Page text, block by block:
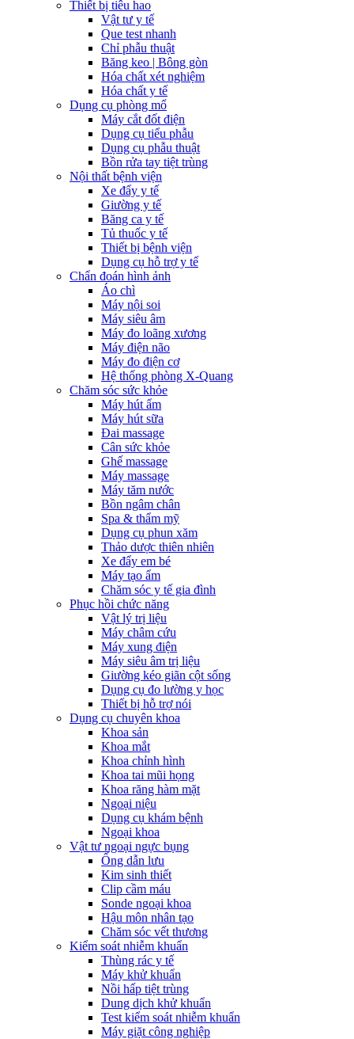
Thiết bị tiêu hao
Vật tư y tế
Que test nhanh
Chỉ phẫu thuật
Băng keo | Bông gòn
Hóa chất xét nghiệm
Hóa chất y tế
Dụng cụ phòng mổ
Máy cắt đốt điện
Dụng cụ tiểu phẫu
Dụng cụ phẫu thuật
Bồn rửa tay tiệt trùng
Nội thất bệnh viện
Xe đẩy y tế
Giường y tế
Băng ca y tế
Tủ thuốc y tế
Thiết bị bệnh viện
Dụng cụ hỗ trợ y tế
Chẩn đoán hình ảnh
Áo chì
Máy nội soi
Máy siêu âm
Máy đo loãng xương
Máy điện não
Máy đo điện cơ
Hệ thống phòng X-Quang
Chăm sóc sức khỏe
Máy hút ẩm
Máy hút sữa
Đai massage
Cân sức khỏe
Ghế massage
Máy massage
Máy tăm nước
Bồn ngâm chân
Spa & thẩm mỹ
Dụng cụ phun xăm
Thảo dược thiên nhiên
Xe đẩy em bé
Máy tạo ẩm
Chăm sóc y tế gia đình
Phục hồi chức năng
Vật lý trị liệu
Máy châm cứu
Máy xung điện
Máy siêu âm trị liệu
Giường kéo giãn cột sống
Dụng cụ đo lường y học
Thiết bị hỗ trợ nói
Dụng cụ chuyên khoa
Khoa sản
Khoa mắt
Khoa chỉnh hình
Khoa tai mũi họng
Khoa răng hàm mặt
Ngoại niệu
Dụng cụ khám bệnh
Ngoại khoa
Vật tư ngoại ngực bụng
Ống dẫn lưu
Kim sinh thiết
Clip cầm máu
Sonde ngoại khoa
Hậu môn nhân tạo
Chăm sóc vết thương
Kiểm soát nhiễm khuẩn
Thùng rác y tế
Máy khử khuẩn
Nồi hấp tiệt trùng
Dung dịch khử khuẩn
Test kiểm soát nhiễm khuẩn
Máy giặt công nghiệp